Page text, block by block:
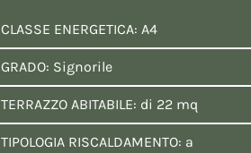
CLASSE ENERGETICA: A4
GRADO: Signorile
TERRAZZO ABITABILE: di 22 mq
TIPOLOGIA RISCALDAMENTO: a